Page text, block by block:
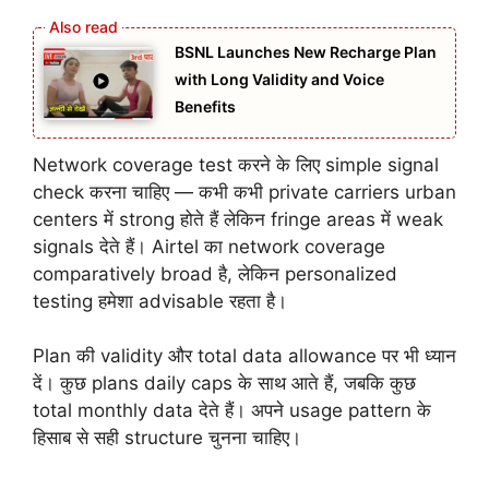
BSNL Launches New Recharge Plan
with Long Validity and Voice
Benefits
Network coverage test करने के लिए simple signal
check करना चाहिए — कभी कभी private carriers urban
centers में strong होते हैं लेकिन fringe areas में weak
signals देते हैं। Airtel का network coverage
comparatively broad है, लेकिन personalized
testing हमेशा advisable रहता है।
Plan की validity और total data allowance पर भी ध्यान
दें। कुछ plans daily caps के साथ आते हैं, जबकि कुछ
total monthly data देते हैं। अपने usage pattern के
हिसाब से सही structure चुनना चाहिए।